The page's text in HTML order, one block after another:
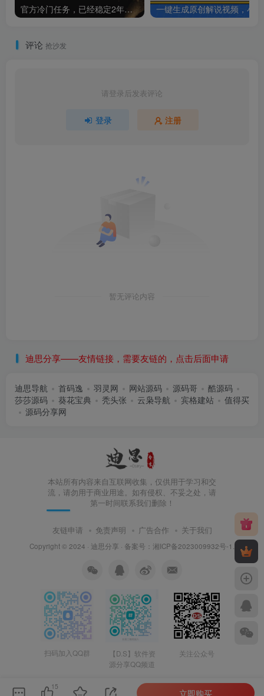
官方冷门任务，已经稳定2年，长期可靠日入100+
评论 抢沙发
请登录后发表评论
登录 注册
暂无评论内容
迪思分享——友情链接，需要友链的，点击后面申请
迪思导航 首码逸 羽灵网 网站源码 源码哥
酷源码
莎莎源码
葵花宝典 秃头张 云枭导航 宾格建站
值得买
源码分享网
本站所有内容来自互联网收集，仅供用于学习和交
流，请勿用于商业用途。如有侵权、不妥之处，请
第一时间联系我们删除！
友链申请 免责声明 广告合作 关于我们
Copyright © 2024 · 迪思分享 · 备案号： 湘ICP备2023009932号-1 .
扫码加入QQ群
【D.S】软件资
源分享QQ频道
关注公众号
15
立即购买